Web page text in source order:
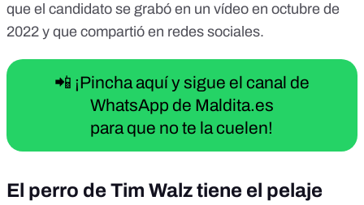
que el candidato se grabó en un vídeo en octubre de
2022 y que compartió en redes sociales.
📲 ¡Pincha aquí y sigue el canal de
WhatsApp de Maldita.es
para que no te la cuelen!
El perro de Tim Walz tiene el pelaje